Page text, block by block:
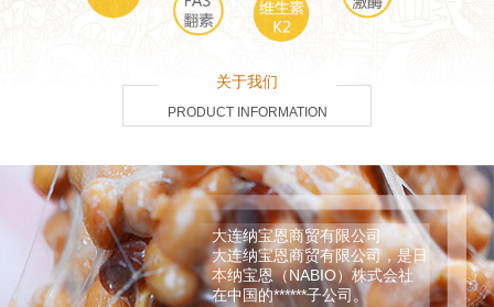
PRODUCT INFORMATION
关于我们
大连纳宝恩商贸有限公司
大连纳宝恩商贸有限公司，是日
本纳宝恩（NABIO）株式会社
在中国的******子公司。